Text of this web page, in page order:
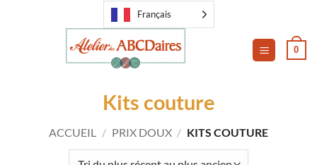
Français
0
Kits couture
ACCUEIL / PRIX DOUX / KITS COUTURE